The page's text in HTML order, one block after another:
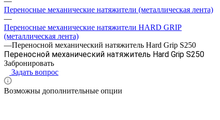
Переносные механические натяжители (металлическая лента)
—
Переносные механические натяжители HARD GRIP
(металлическая лента)
—Переносной механический натяжитель Hard Grip S250
Переносной механический натяжитель Hard Grip S250
Забронировать
Задать вопрос
Возможны дополнительные опции